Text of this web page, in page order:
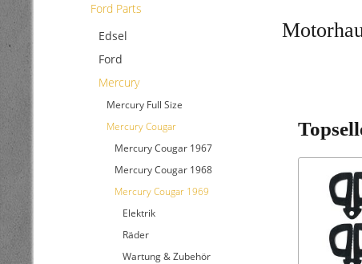
Ford Parts
Edsel
Ford
Mercury
Mercury Full Size
Mercury Cougar
Mercury Cougar 1967
Mercury Cougar 1968
Mercury Cougar 1969
Elektrik
Räder
Wartung & Zubehör